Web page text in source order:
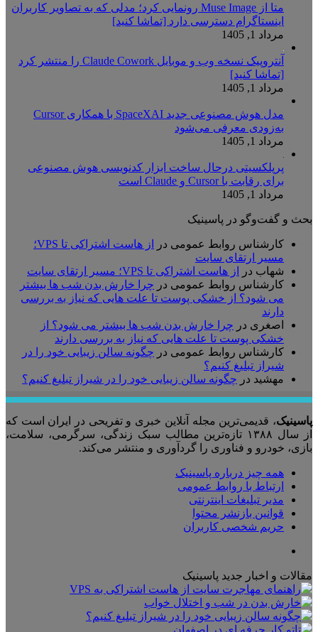
متا از Muse Image رونمایی کرد؛ مدلی که به تصاویر کاربران
اینستاگرام دسترسی دارد [تماشا کنید]
مرداد 1, 1405
آنتروپیک نسخه وب و موبایل Claude Cowork را منتشر کرد
[تماشا کنید]
مرداد 1, 1405
مدل هوش مصنوعی جدید SpaceXAI با همکاری Cursor
به‌زودی معرفی می‌شود
مرداد 1, 1405
پرپلکسیتی درحال ساخت ابزار کدنویسی هوش مصنوعی
برای رقابت با Cursor و Claude است
مرداد 1, 1405
بحث و گفت‌وگو در پاسینیک
کارشناس روابط عمومی در
از هاست اشتراکی تا VPS؛
مسیر ارتقای سایت
شهاب در
از هاست اشتراکی تا VPS؛ مسیر ارتقای سایت
کارشناس روابط عمومی در چرا خارش بدن شب ها بیشتر
می شود؟ از خشکی پوست تا علت هایی که نیاز به بررسی
دارند
اصغری در چرا خارش بدن شب ها بیشتر می شود؟ از
خشکی پوست تا علت هایی که نیاز به بررسی دارند
کارشناس روابط عمومی در چگونه سالن زیبایی خود را در
شیراز تبلیغ کنیم؟
مهشید در چگونه سالن زیبایی خود را در شیراز تبلیغ کنیم؟
پاسینیک، قدیمی‌ترین مجله آنلاین خبری و تفریحی در ایران است که
از سال ۱۳۸۸ تازه‌ترین مطالب سبک زندگی، سرگرمی، سلامت،
بازی، خودرو و فناوری را گردآوری و منتشر می‌کند.
همه چیز درباره پاسینیک
ارتباط با روابط عمومی
مدیر تبلیغات اینترنتی
قوانین بازنشر محتوا
حریم شخصی کاربران
مقالات و اخبار جدید پاسینیک